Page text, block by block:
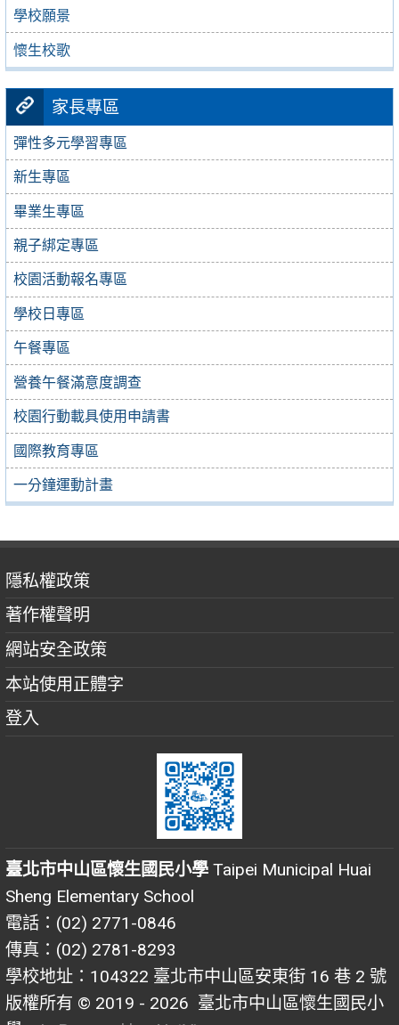
學校願景
懷生校歌
家長專區
彈性多元學習專區
新生專區
畢業生專區
親子綁定專區
校園活動報名專區
學校日專區
午餐專區
營養午餐滿意度調查
校園行動載具使用申請書
國際教育專區
一分鐘運動計畫
隱私權政策
著作權聲明
網站安全政策
本站使用正體字
登入
臺北市中山區懷生國民小學 Taipei Municipal Huai
Sheng Elementary School
電話：(02) 2771-0846
傳真：(02) 2781-8293
學校地址：104322 臺北市中山區安東街 16 巷 2 號
版權所有 © 2019 - 2026 臺北市中山區懷生國民小